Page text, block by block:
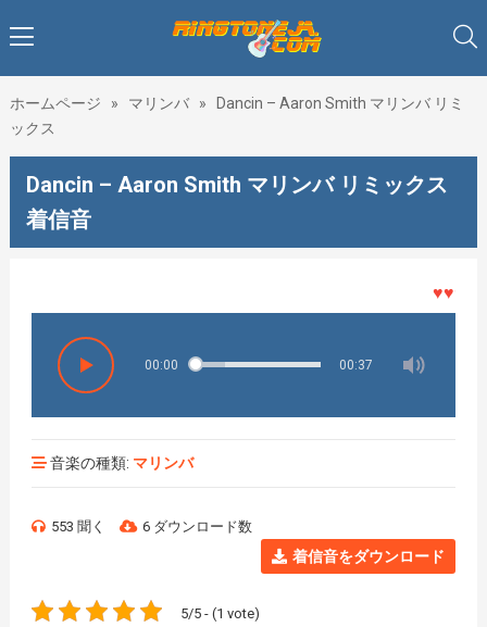
ホームページ » マリンバ »
Dancin – Aaron Smith マリンバ リミ
ックス
Dancin – Aaron Smith マリンバ リミックス
着信音
♥♥♥着メ
00:00 00:37
音楽の種類: マリンバ
553 聞く 6 ダウンロード数
着信音をダウンロード
5/5 - (1 vote)